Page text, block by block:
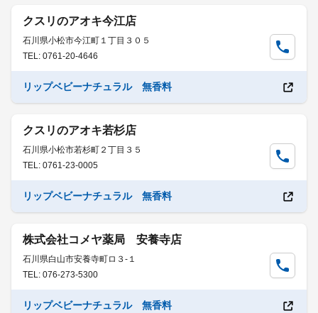
クスリのアオキ今江店
石川県小松市今江町１丁目３０５
TEL: 0761-20-4646
リップベビーナチュラル 無香料
クスリのアオキ若杉店
石川県小松市若杉町２丁目３５
TEL: 0761-23-0005
リップベビーナチュラル 無香料
株式会社コメヤ薬局 安養寺店
石川県白山市安養寺町ロ３-１
TEL: 076-273-5300
リップベビーナチュラル 無香料